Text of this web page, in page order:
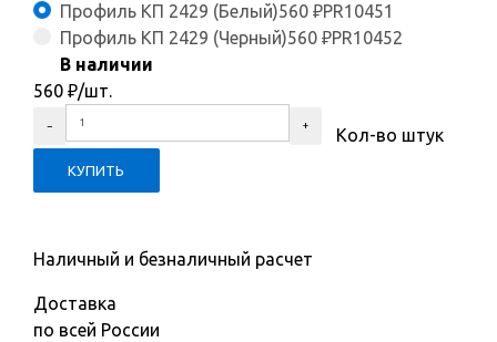
Профиль КП 2429 (Белый)560 ₽PR10451
Профиль КП 2429 (Черный)560 ₽PR10452
В наличии
560 ₽/шт.
Кол-во штук
Наличный и безналичный расчет
Доставка
по всей России